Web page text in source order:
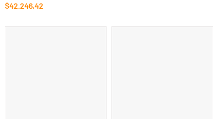
$42.246,42